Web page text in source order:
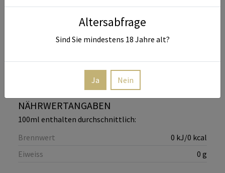
Altersabfrage
Sind Sie mindestens 18 Jahre alt?
Ja Nein
Erzeugerabfüllung
Weingut Vögeli, Am Neuberg 48,
NÄHRWERTANGABEN
100ml enthalten durchschnittlich:
Brennwert
0 kJ/0 kcal
Eiweiss
0 g